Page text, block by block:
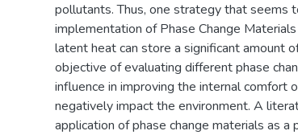
pollutants. Thus, one strategy that seems
implementation of Phase Change
latent heat can store a significant amount
objective of evaluating different phase
influence in improving the internal comfort
negatively impact the environment. A
application of phase change materials as a